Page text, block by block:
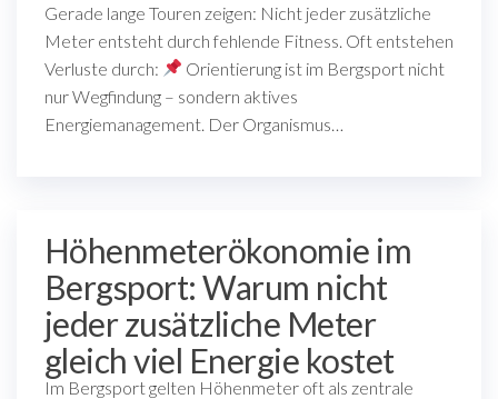
Gerade lange Touren zeigen: Nicht jeder zusätzliche
Meter entsteht durch fehlende Fitness. Oft entstehen
Verluste durch:
Orientierung ist im Bergsport nicht
nur Wegfindung – sondern aktives
Energiemanagement. Der Organismus…
Höhenmeterökonomie im
Bergsport: Warum nicht
jeder zusätzliche Meter
gleich viel Energie kostet
Im Bergsport gelten Höhenmeter oft als zentrale